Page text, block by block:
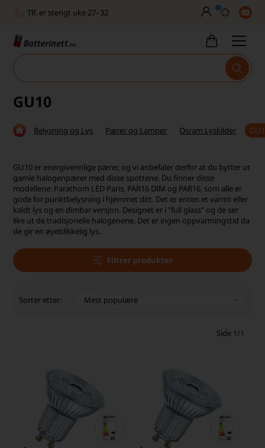
Tlf. er stengt uke 27–32
Toll, moms og avgifter inkludert
30 dagers full returrett
Billig frakt
Høy kundetilfredshet
0
GU10
Belysning og Lys Pærer og Lamper Osram Lyskilder
GU10 er energivennlige pærer, og vi anbefaler derfor at du bytter ut
gamle halogenpærer med disse spottene. Du finner disse
modellene: Parathom LED Paris, PAR16 DIM og PAR16, som alle er
gode for punktbelysning i hjemmet ditt. Det er enten et varmt eller
kaldt lys og en dimbar versjon. Designet er i "full glass" og de ser
like ut de tradisjonelle halogenene. Det er ingen oppvarmingstid da
de gir en øyeblikkelig lys.
Filtrer produkter
Sorter etter:
Side 1/1